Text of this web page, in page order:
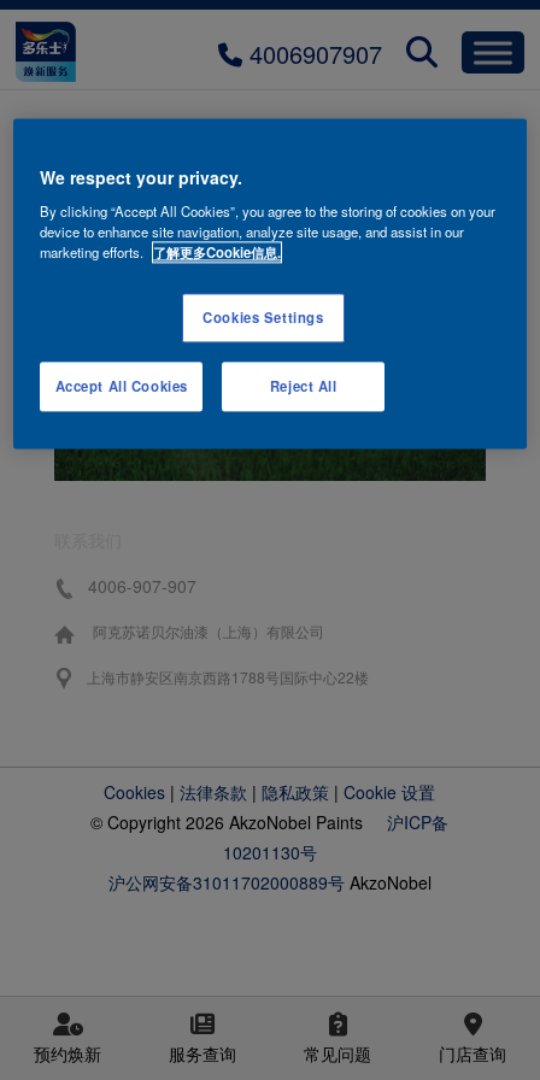
4006907907
多乐士泊真沁氧墙面漆
4006-907-907
阿克苏诺贝尔油漆（上海）有限公司
上海市静安区南京西路1788号国际中心22楼
Cookies |法律条款 |隐私政策 |Cookie 设置
© Copyright 2026 AkzoNobel Paints沪ICP备
10201130号
沪公网安备31011702000889号 AkzoNobel
预约焕新 服务查询 常见问题 门店查询
We respect your privacy.
By clicking “Accept All Cookies”, you agree to the storing of cookies on your
device to enhance site navigation, analyze site usage, and assist in our
marketing efforts. 了解更多Cookie信息.
Cookies Settings
Reject All
Accept All Cookies